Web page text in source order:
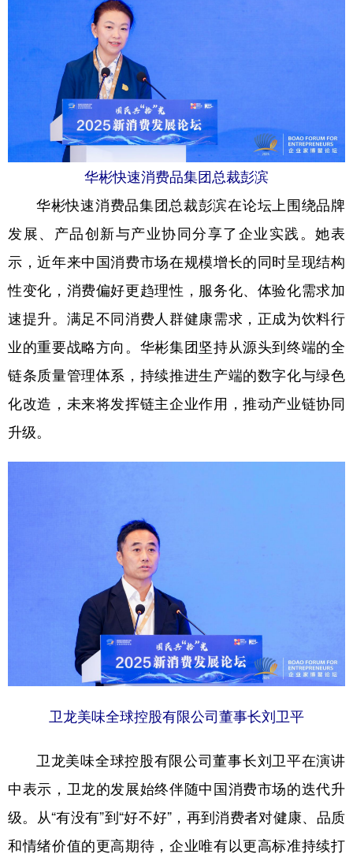
华彬快速消费品集团总裁彭滨
华彬快速消费品集团总裁彭滨在论坛上围绕品牌
发展、产品创新与产业协同分享了企业实践。她表
示，近年来中国消费市场在规模增长的同时呈现结构
性变化，消费偏好更趋理性，服务化、体验化需求加
速提升。满足不同消费人群健康需求，正成为饮料行
业的重要战略方向。华彬集团坚持从源头到终端的全
链条质量管理体系，持续推进生产端的数字化与绿色
化改造，未来将发挥链主企业作用，推动产业链协同
升级。
卫龙美味全球控股有限公司董事长刘卫平
卫龙美味全球控股有限公司董事长刘卫平在演讲
中表示，卫龙的发展始终伴随中国消费市场的迭代升
级。从“有没有”到“好不好”，再到消费者对健康、品质
和情绪价值的更高期待，企业唯有以更高标准持续打